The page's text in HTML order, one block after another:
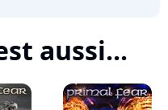
aussi...